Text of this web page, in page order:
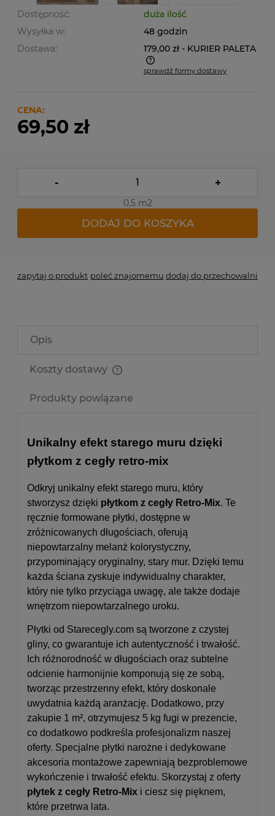
Dostępność:
duża ilość
Wysyłka w:
48 godzin
Dostawa:
179,00 zł - KURIER PALETA
Cena nie zawiera ewentualnych kosztów płatności
sprawdź formy dostawy
CENA:
69,50 zł
- +
0,5 m2
DODAJ DO KOSZYKA
zapytaj o produkt poleć znajomemu dodaj do przechowalni
Opis
Koszty dostawy
Produkty powiązane
Unikalny efekt starego muru dzięki
płytkom z cegły retro-mix
Odkryj unikalny efekt starego muru, który
stworzysz dzięki płytkom z cegły Retro-Mix. Te
ręcznie formowane płytki, dostępne w
zróżnicowanych długościach, oferują
niepowtarzalny melanż kolorystyczny,
przypominający oryginalny, stary mur. Dzięki temu
każda ściana zyskuje indywidualny charakter,
który nie tylko przyciąga uwagę, ale także dodaje
wnętrzom niepowtarzalnego uroku.
Płytki od Starecegly.com są tworzone z czystej
gliny, co gwarantuje ich autentyczność i trwałość.
Ich różnorodność w długościach oraz subtelne
odcienie harmonijnie komponują się ze sobą,
tworząc przestrzenny efekt, który doskonale
uwydatnia każdą aranżację. Dodatkowo, przy
zakupie 1 m², otrzymujesz 5 kg fugi w prezencie,
co dodatkowo podkreśla profesjonalizm naszej
oferty. Specjalne płytki narożne i dedykowane
akcesoria montażowe zapewniają bezproblemowe
wykończenie i trwałość efektu. Skorzystaj z oferty
płytek z cegły Retro-Mix i ciesz się pięknem,
które przetrwa lata.